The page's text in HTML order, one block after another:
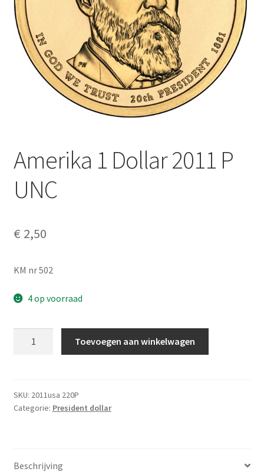
Alg. voorw.
Privacybeleid PMH Enibas
Amerika 1 Dollar 2011 P
UNC
€ 2,50
KM nr 502
4 op voorraad
P
UNC
Toevoegen aan winkelwagen
SKU: 2011usa 220P
Categorie: President dollar
Beschrijving